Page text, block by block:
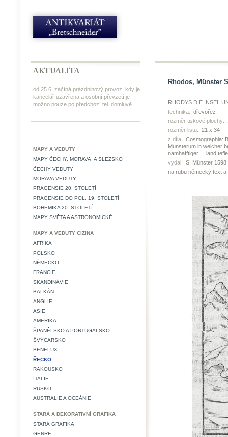
od 25.6. začíná prázdninový provoz, kdy je
kancelář uzavřena a osobní převzetí je
možno pouze po předchozí tel. domluvě
MAPY A VEDUTY
MAPY ČECHY, MORAVA, A SLEZSKO
ČECHY VEDUTY
MORAVA VEDUTY
PRAGENSIE 20. STOLETÍ
PRAGENSIE DO POL. 19. STOLETÍ
BOHEMIKA 20. STOLETÍ
MAPY SVĚTA A ASTRONOMICKÉ
MAPY A VEDUTY CIZINA
AFRIKA
POLSKO
NĚMECKO
FRANCIE
SKANDINÁVIE
BALKÁN
ANGLIE
ASIE
AMERIKA
ŠPANĚLSKO A PORTUGALSKO
ŠVÝCARSKO
BENELUX
ŘECKO
RAKOUSKO
ITALIE
RUSKO
AUSTRALIE A OCEÁNIE
STARÁ A DEKORATIVNÍ GRAFIKA
STARÁ GRAFIKA
GENRE
Rhodos, Münster
RHODYS DIE INSEL
technika: dřevořez
rozměr tiskové plochy:
rozměr listu: 21 x 34
z díla: Cosmographia:
Munsterum in welcher
namhafftiger ... land
vydal: S. Münster 1598
na rubu německý text